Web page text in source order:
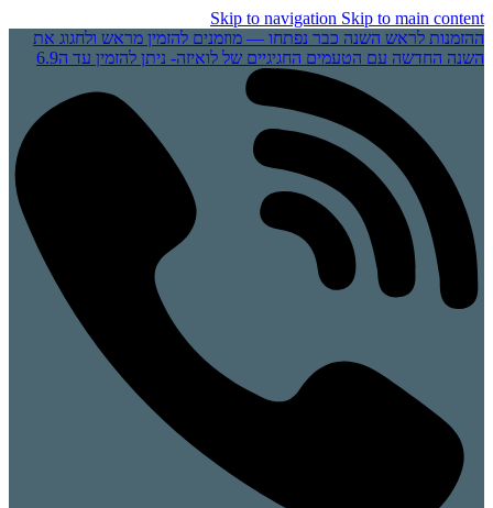
Skip to navigation Skip to main content
ההזמנות לראש השנה כבר נפתחו — מוזמנים להזמין מראש ולחגוג את
השנה החדשה עם הטעמים החגיגיים של לואיזה- ניתן להזמין עד ה6.9